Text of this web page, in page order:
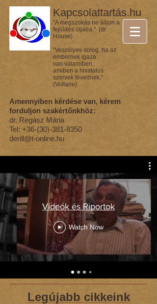
Kapcsolattartás.hu
"A megszokás ne álljon a
fejlődés útjába." (dr.
House)
"Veszélyes dolog, ha az
embernek igaza
van valamiben,
amiben a hivatalos
szervek tévednek."
(Voltaire)
Amennyiben kérdése van, kérem
forduljon szakértőnkhöz:
dr. Regász Mária
Tel: +36-(30)-381-8350
derill@t-online.hu
Videók és Riportok
Watch Now
Legújabb cikkeink